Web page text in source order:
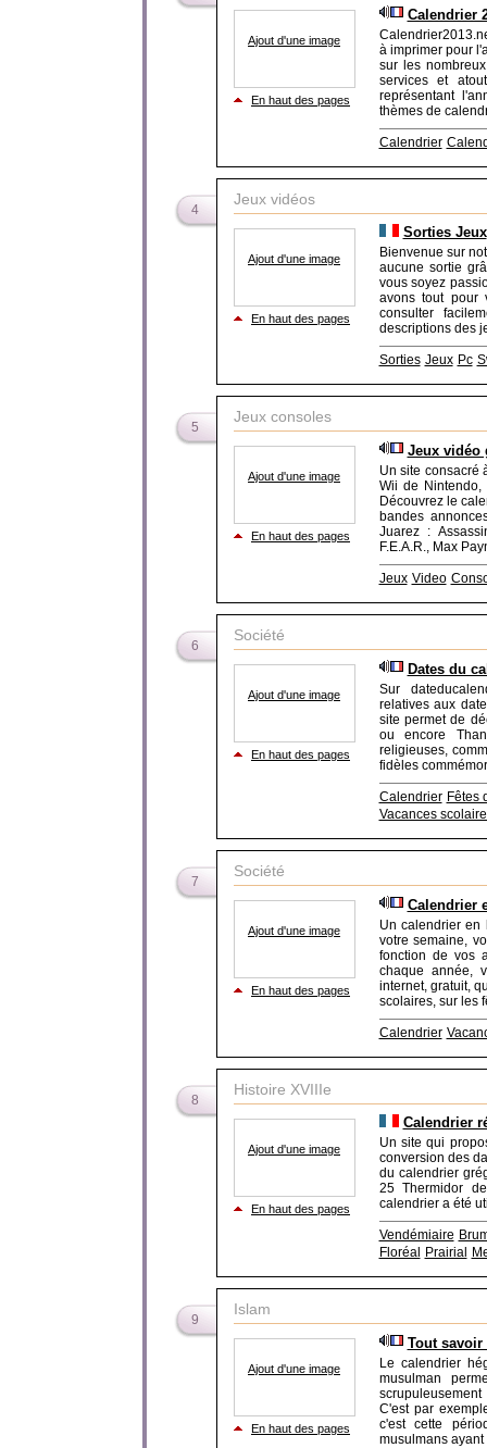
Ajout d'une image
En haut des pages
Calendrier
à imprimer pour
sur les
services et
représentant
thèmes de
Calendrier
4
Jeux vidéos
Ajout d'une image
En haut des pages
Sorties Jeux
Bienvenue sur
aucune sortie
vous soyez
avons tout pour
consulter
descriptions des
Sorties Jeux Pc
5
Jeux consoles
Ajout d'une image
En haut des pages
Jeux vidéo
Un site consacré
Wii de Nintendo,
Découvrez le
bandes
Juarez :
F.E.A.R., Max
Jeux Video
6
Société
Ajout d'une image
En haut des pages
Dates du
Sur
relatives aux
site permet de
ou encore
religieuses,
fidèles
Calendrier Fêtes
Vacances
7
Société
Ajout d'une image
En haut des pages
Calendrier
Un calendrier en
votre semaine,
fonction de vos
chaque année,
internet, gratuit,
scolaires, sur les
Calendrier
8
Histoire XVIIIe
Ajout d'une image
En haut des pages
Calendrier
Un site qui
conversion des
du calendrier
25 Thermidor
calendrier a été
Vendémiaire
Floréal
Prairial
9
Islam
Ajout d'une image
En haut des pages
Tout
Le calendrier
musulman
C'est par
c'est cette
musulmans